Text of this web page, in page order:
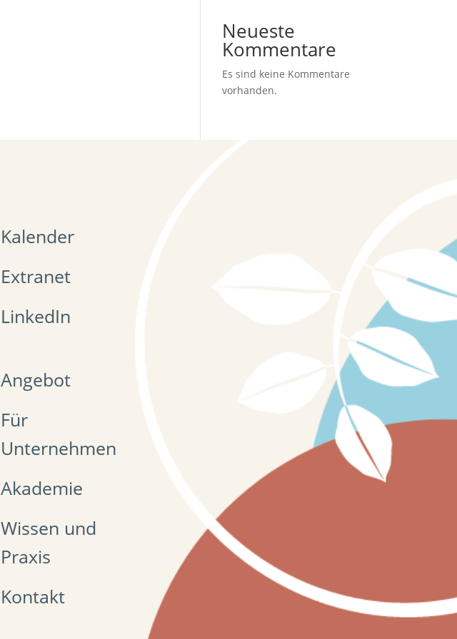
Neueste
Kommentare
Es sind keine Kommentare
vorhanden.
Kalender
Extranet
LinkedIn
Angebot
Für
Unternehmen
Akademie
Wissen und
Praxis
Kontakt